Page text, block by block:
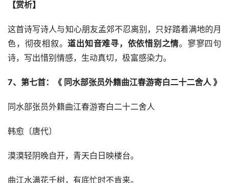
【赏析】
这首诗写诗人与知心朋友孟郊不忍离别，只好踏着满地的月
色，彻夜相叙。道出知音难寻，依依惜别之情。寥寥四句
诗，写出惜别情感，生动真切，极富感染力。
7、第七首：《 同水部张员外籍曲江春游寄白二十二舍人 》
同水部张员外籍曲江春游寄白二十二舍人
韩愈〔唐代〕
漠漠轻阴晚自开，青天白日映楼台。
曲江水满花千树，有底忙时不肯来。